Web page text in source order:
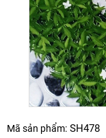
Mã sản phẩm: SH478